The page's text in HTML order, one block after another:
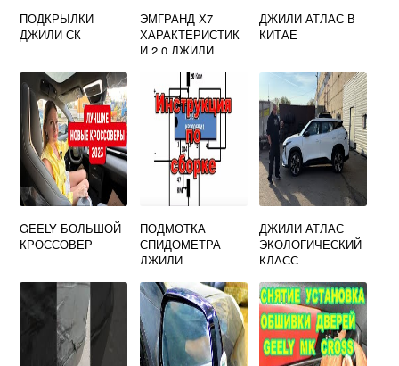
ПОДКРЫЛКИ
ДЖИЛИ СК
ЭМГРАНД Х7
ХАРАКТЕРИСТИК
И 2.0 ДЖИЛИ
ДЖИЛИ АТЛАС В
КИТАЕ
GEELY БОЛЬШОЙ
КРОССОВЕР
ПОДМОТКА
СПИДОМЕТРА
ДЖИЛИ
ДЖИЛИ АТЛАС
ЭКОЛОГИЧЕСКИЙ
КЛАСС